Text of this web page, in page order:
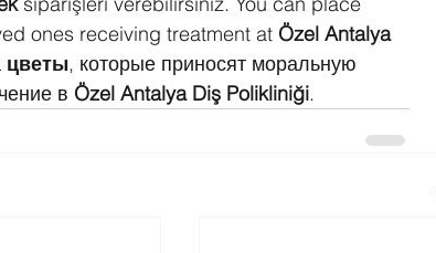
ones receiving treatment at Özel Antalya
цветы, которые приносят моральную
в Özel Antalya Diş Polikliniği.